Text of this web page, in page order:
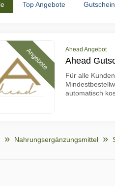
Top Angebote
Angebote Ahead Angebot
Ahead
Für alle
automatisch
Nahrungsergänzungsmittel